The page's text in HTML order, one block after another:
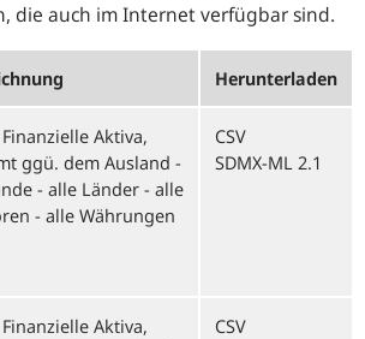
die auch im Internet verfügbar sind.
Herunterladen
Finanzielle Aktiva,
ggü. dem Ausland -
- alle Länder - alle
- alle Währungen
CSV
SDMX-ML 2.1
Finanzielle Aktiva,
CSV